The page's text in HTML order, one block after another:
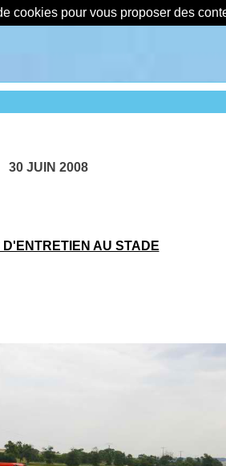
cookies pour vous proposer des
30 JUIN 2008
AU STADE